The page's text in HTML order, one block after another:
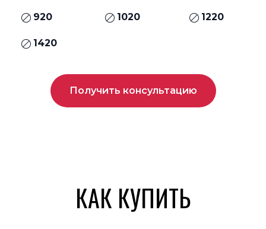
920 1020 1220
1420
Получить консультацию
КАК КУПИТЬ